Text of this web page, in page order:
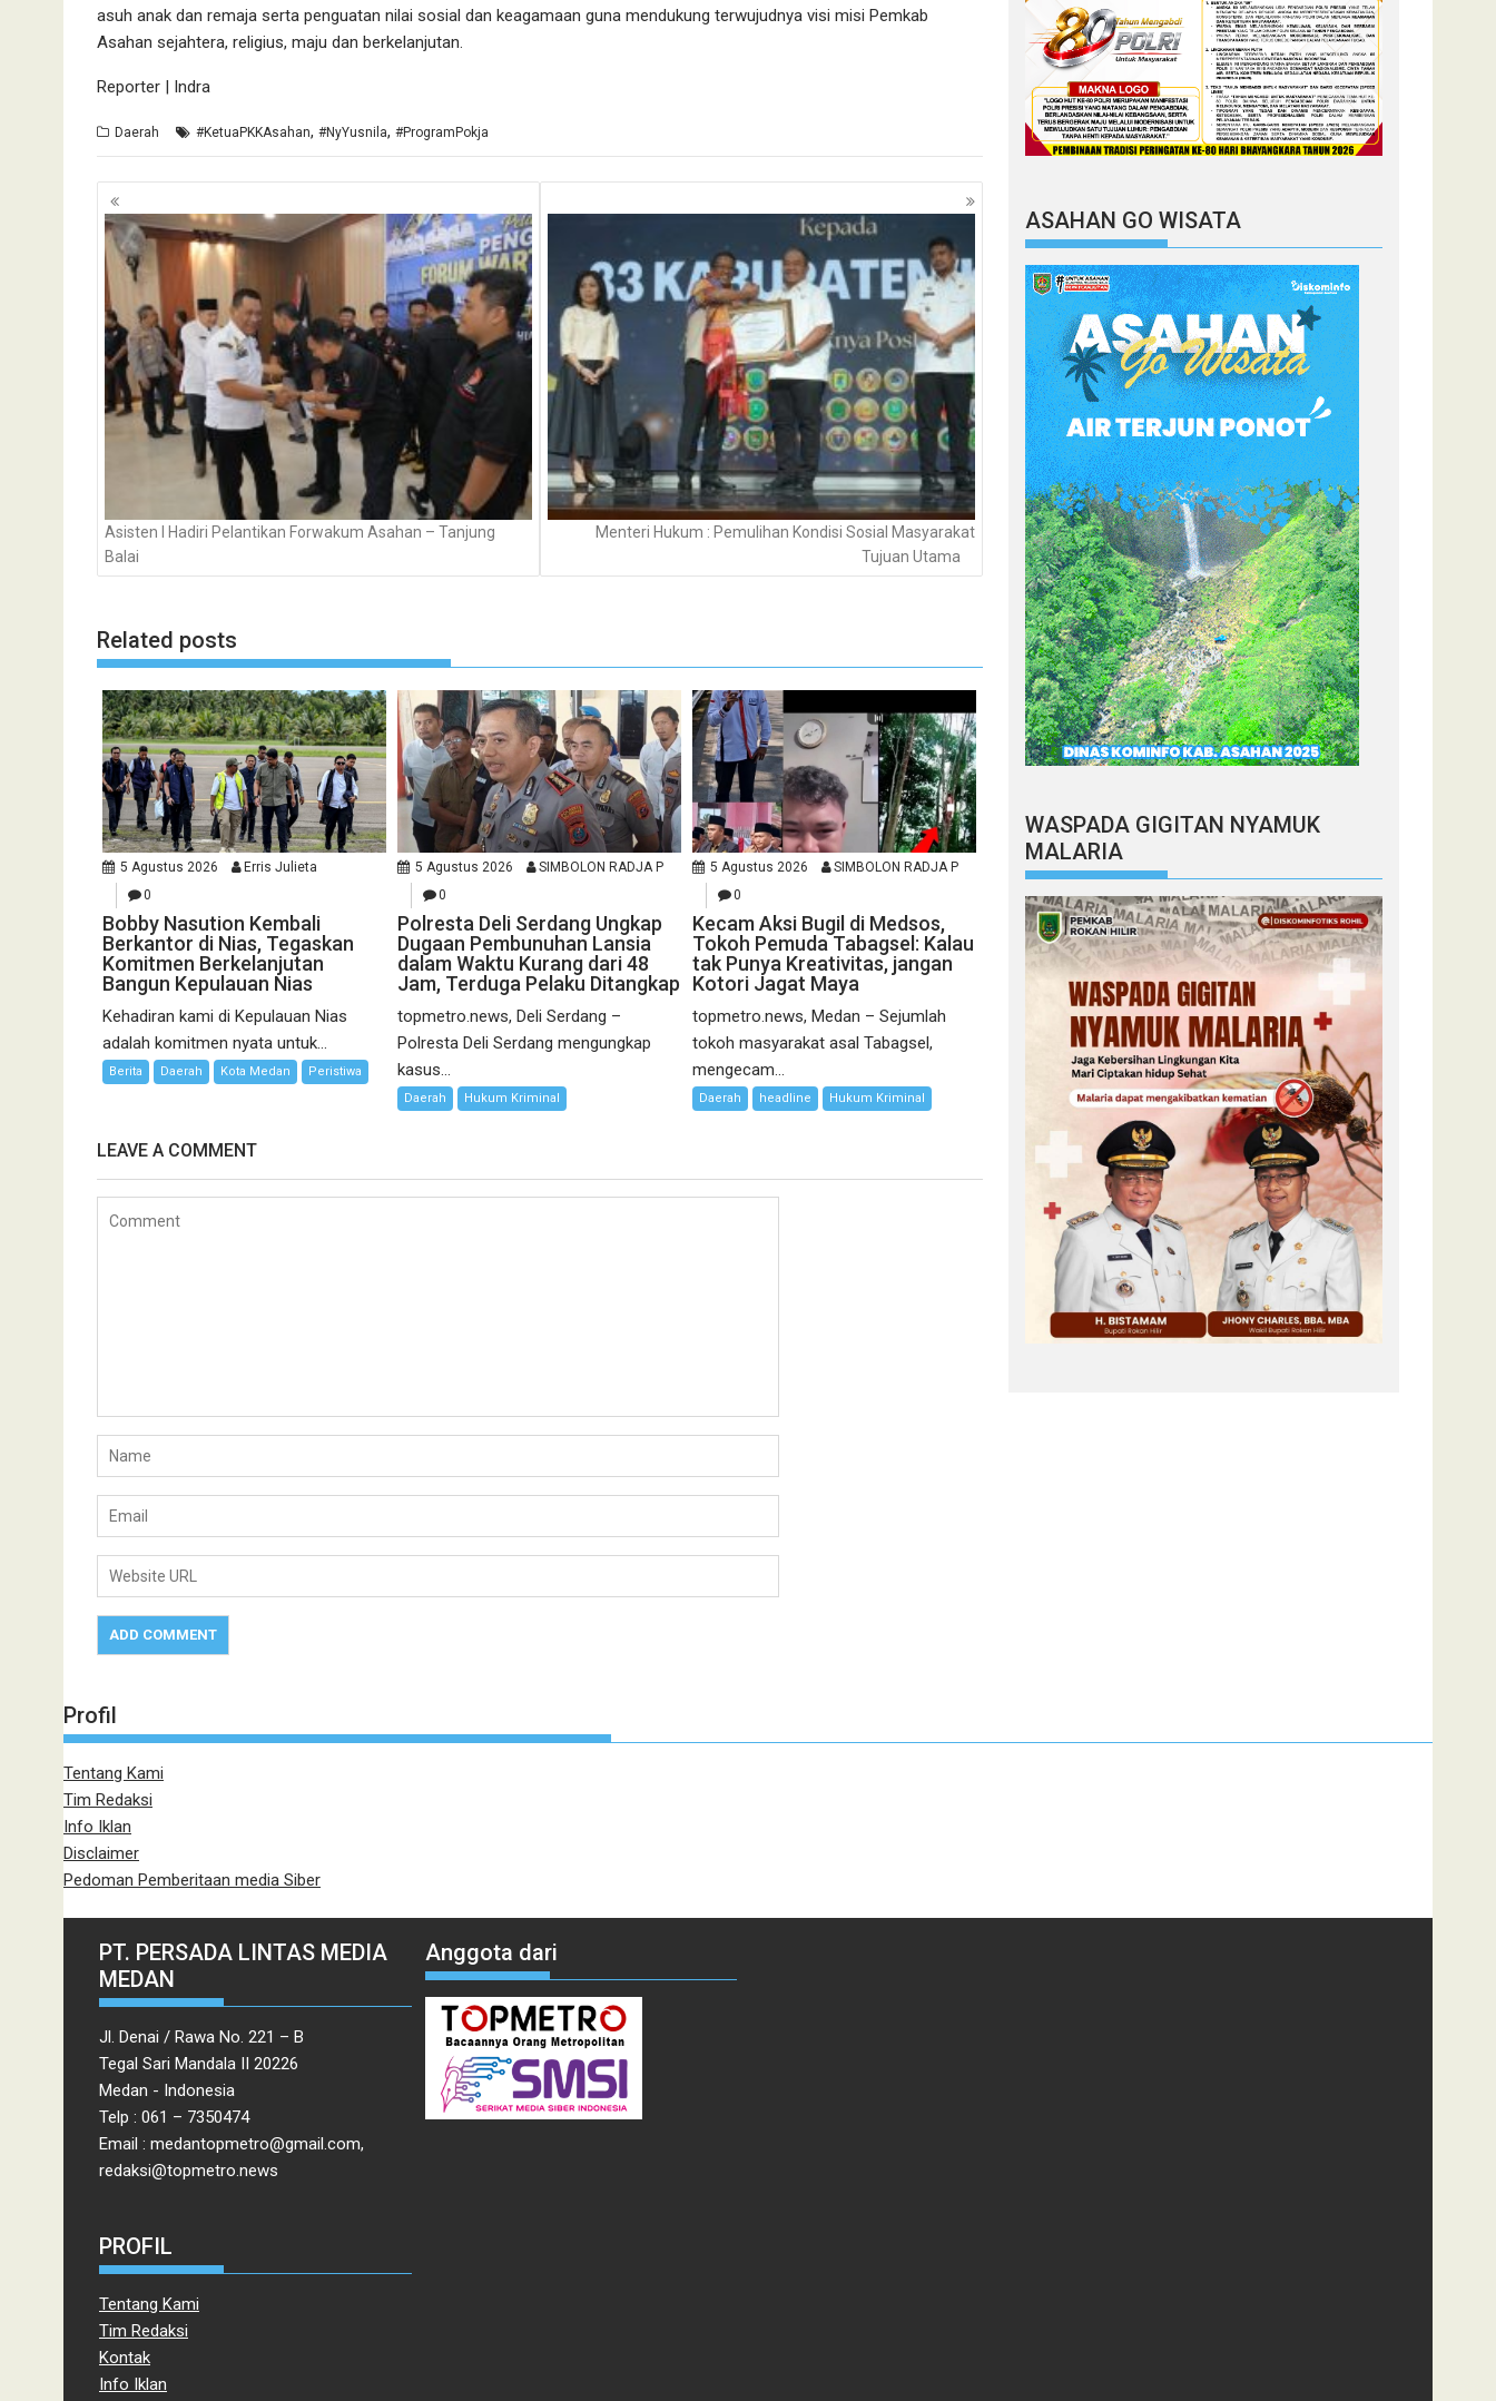
asuh anak dan remaja serta penguatan nilai sosial dan keagamaan guna mendukung terwujudnya visi misi Pemkab
Asahan sejahtera, religius, maju dan berkelanjutan.
Reporter | Indra
Daerah #KetuaPKKAsahan, #NyYusnila, #ProgramPokja
Navigasi
pos
Asisten I Hadiri Pelantikan Forwakum Asahan – Tanjung
Balai
Menteri Hukum : Pemulihan Kondisi Sosial Masyarakat
Tujuan Utama
Related posts
5 Agustus 2026
Erris Julieta
0
Bobby Nasution Kembali
Berkantor di Nias, Tegaskan
Komitmen Berkelanjutan
Bangun Kepulauan Nias
Kehadiran kami di Kepulauan Nias
adalah komitmen nyata untuk...
Berita Daerah Kota Medan Peristiwa
5 Agustus 2026
SIMBOLON RADJA P
0
Polresta Deli Serdang Ungkap
Dugaan Pembunuhan Lansia
dalam Waktu Kurang dari 48
Jam, Terduga Pelaku Ditangkap
topmetro.news, Deli Serdang –
Polresta Deli Serdang mengungkap
kasus...
Daerah Hukum Kriminal
5 Agustus 2026
SIMBOLON RADJA P
0
Kecam Aksi Bugil di Medsos,
Tokoh Pemuda Tabagsel: Kalau
tak Punya Kreativitas, jangan
Kotori Jagat Maya
topmetro.news, Medan – Sejumlah
tokoh masyarakat asal Tabagsel,
mengecam...
Daerah headline Hukum Kriminal
LEAVE A COMMENT
ASAHAN GO WISATA
WASPADA GIGITAN NYAMUK
MALARIA
Profil
Tentang Kami
Tim Redaksi
Info Iklan
Disclaimer
Pedoman Pemberitaan media Siber
PT. PERSADA LINTAS MEDIA
MEDAN
Jl. Denai / Rawa No. 221 – B
Tegal Sari Mandala II 20226
Medan - Indonesia
Telp : 061 – 7350474
Email : medantopmetro@gmail.com,
redaksi@topmetro.news
Anggota dari
PROFIL
Tentang Kami
Tim Redaksi
Kontak
Info Iklan